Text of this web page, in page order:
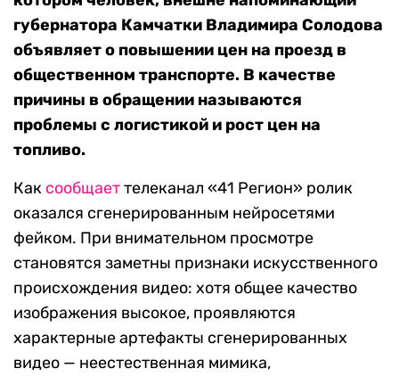
губернатора Камчатки Владимира Солодова
объявляет о повышении цен на проезд в
общественном транспорте. В качестве
причины в обращении называются
проблемы с логистикой и рост цен на
топливо.
Как сообщаеттелеканал «41 Регион» ролик
оказался сгенерированным нейросетями
фейком. При внимательном просмотре
становятся заметны признаки искусственного
происхождения видео: хотя общее качество
изображения высокое, проявляются
характерные артефакты сгенерированных
видео — неестественная мимика,